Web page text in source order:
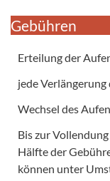
Gebühren
Erteilung der
jede
Wechsel des
Bis zur
Hälfte der
können unter